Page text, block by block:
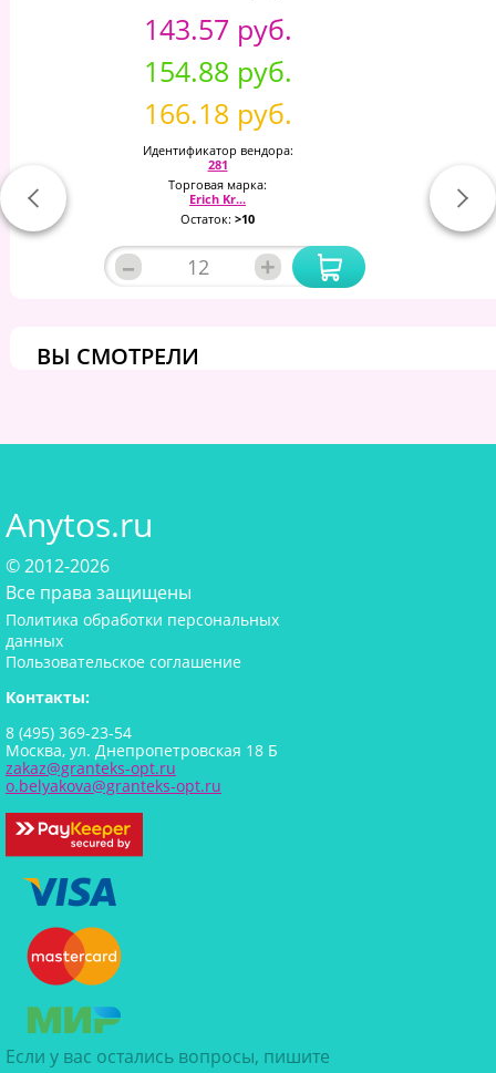
143.57 руб.
154.88 руб.
166.18 руб.
Идентификатор вендора:
281
Торговая марка:
Erich Kr...
Остаток: >10
– +
ВЫ СМОТРЕЛИ
Anytos.ru
© 2012-2026
Все права защищены
Политика обработки персональных
данных
Пользовательское соглашение
Контакты:
8 (495) 369-23-54
Москва, ул. Днепропетровская 18 Б
zakaz@granteks-opt.ru
o.belyakova@granteks-opt.ru
Если у вас остались вопросы, пишите